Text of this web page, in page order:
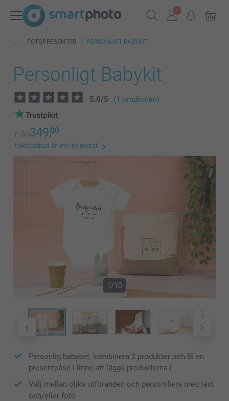
FOTOPRESENTER PERSONLIGT BABYKIT
Personligt Babykit
5.0/5 (1 omdömen)
Från349,00
fraktkostnad är inte inkluderat
1/10
Personlig babyset, kombinera 2 produkter och få en
presentpåse i linne att lägga produkterna i
Välj mellan olika utföranden och personifiera med text
och/eller foto